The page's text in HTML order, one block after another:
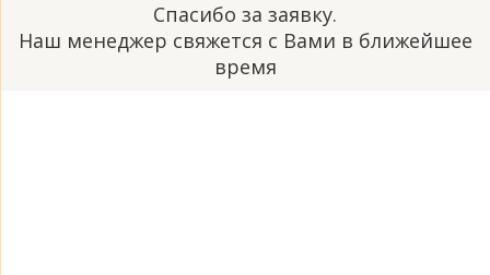
Спасибо за заявку.
Наш менеджер свяжется с Вами в ближейшее
время